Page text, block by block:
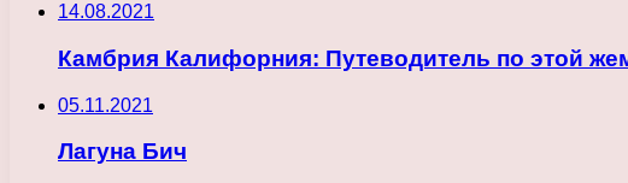
14.08.2021
Камбрия Калифорния: Путеводитель по этой
05.11.2021
Лагуна Бич